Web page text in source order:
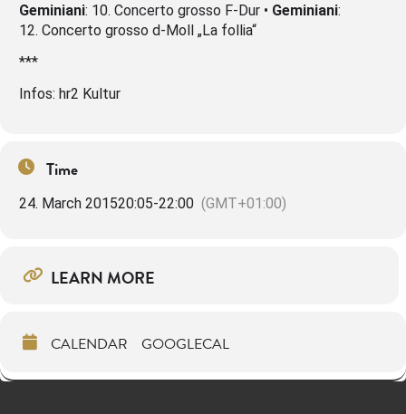
Geminiani: 10. Concerto grosso F-Dur • Geminiani:
12. Concerto grosso d-Moll „La follia“
***
Infos: hr2 Kultur
Time
24. March 201520:05-22:00 (GMT+01:00)
LEARN MORE
CALENDAR GOOGLECAL